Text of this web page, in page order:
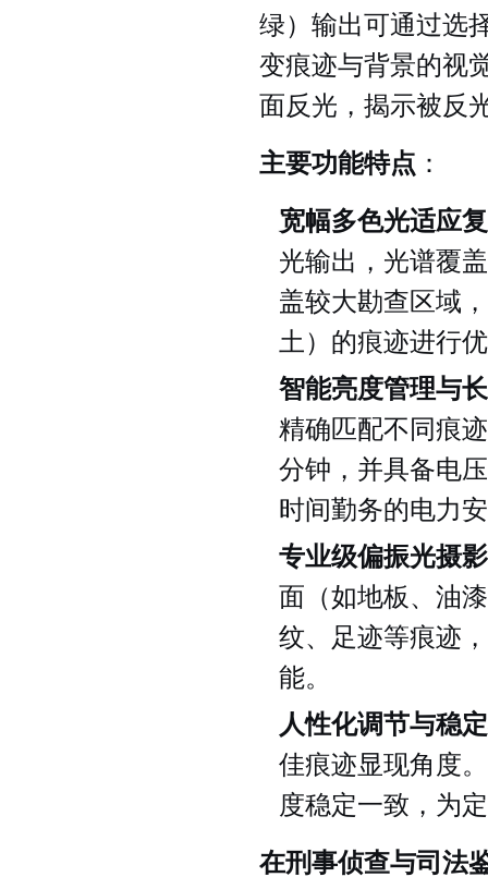
绿）输出可通过选
变痕迹与背景的视
面反光，揭示被反
主要功能特点 ：
宽幅多色光适应
光输出，光谱覆
盖较大勘查区域
土）的痕迹进行
智能亮度管理与
精确匹配不同痕
分钟，并具备电
时间勤务的电力
专业级偏振光摄
面（如地板、油
纹、足迹等痕迹
能。
人性化调节与稳
佳痕迹显现角度
度稳定一致，为
在刑事侦查与司法